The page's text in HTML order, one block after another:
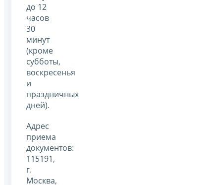
до 12
часов
30
минут
(кроме
субботы,
воскресенья
и
праздничных
дней).
Адрес
приема
документов:
115191,
г.
Москва,